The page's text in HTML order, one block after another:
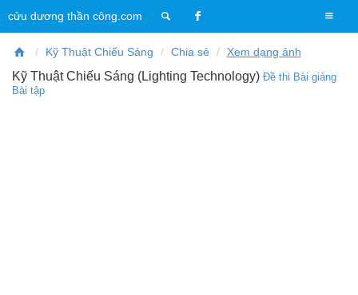
T
o
l
cửu dương thần công.com
Kỹ Thuật Chiếu Sáng Chia sẻ Xem dạng ảnh
Kỹ Thuật Chiếu Sáng (Lighting Technology) Đề thi Bài giảng
Bài tập